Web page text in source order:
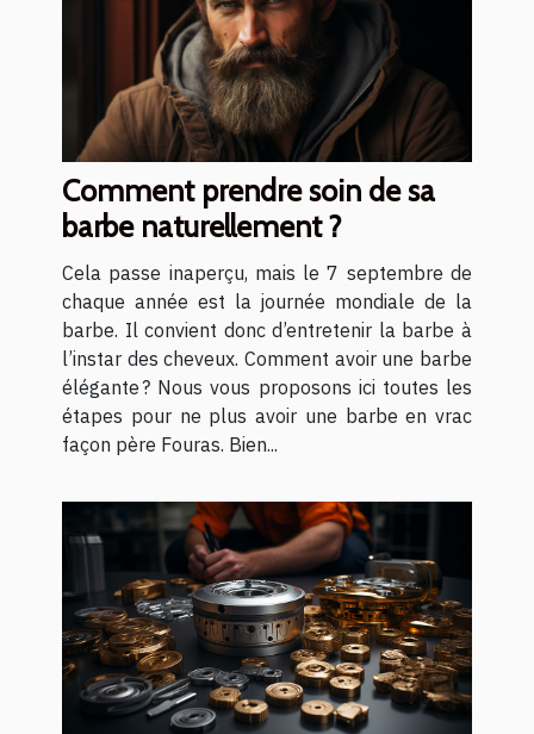
Comment prendre soin de sa
barbe naturellement ?
Cela passe inaperçu, mais le 7 septembre de
chaque année est la journée mondiale de la
barbe. Il convient donc d’entretenir la barbe à
l’instar des cheveux. Comment avoir une barbe
élégante ? Nous vous proposons ici toutes les
étapes pour ne plus avoir une barbe en vrac
façon père Fouras. Bien...